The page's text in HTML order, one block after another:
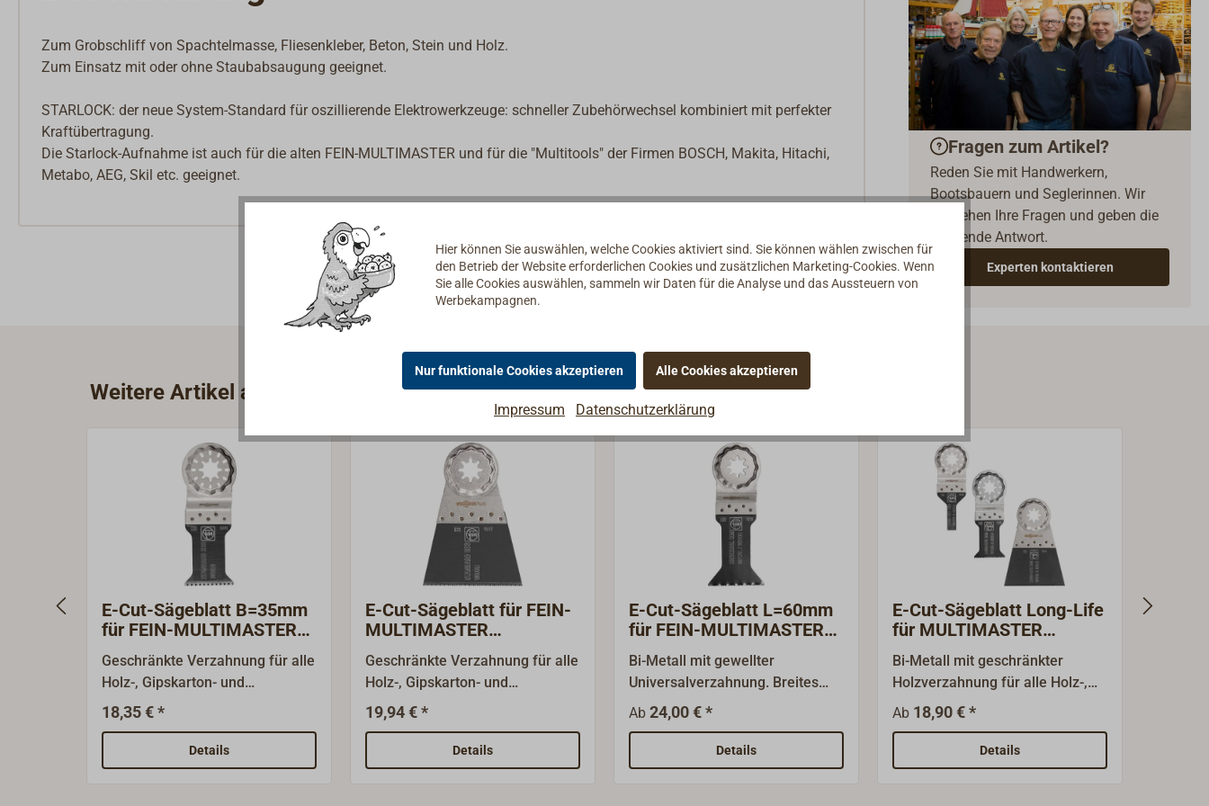
Zum Grobschliff von Spachtelmasse, Fliesenkleber, Beton, Stein und Holz.
Zum Einsatz mit oder ohne Staubabsaugung geeignet.
STARLOCK: der neue System-Standard für oszillierende Elektrowerkzeuge: schneller Zubehörwechsel kombiniert mit perfekter
Kraftübertragung.
Die Starlock-Aufnahme ist auch für die alten FEIN-MULTIMASTER und für die "Multitools" der Firmen BOSCH, Makita, Hitachi,
Metabo, AEG, Skil etc. geeignet.
Fragen zum Artikel?
Reden Sie mit Handwerkern,
Bootsbauern und Seglerinnen. Wir
verstehen Ihre Fragen und geben die
passende Antwort.
Experten kontaktieren
Weitere Artikel aus der Kategorie FEIN Werkzeuge
E-Cut-Sägeblatt B=35mm
für FEIN-MULTIMASTER
STARLOCK
Geschränkte Verzahnung für alle
Holz-, Gipskarton- und
Kunststoffmaterialien, hohe
Schnittqualität und gute
Schnittgeschwindigkeit. Mittlere
Breite, taillierte Form für
18,35 € *
Details
E-Cut-Sägeblatt für FEIN-
MULTIMASTER
STARLOCK
Geschränkte Verzahnung für alle
Holz-, Gipskarton- und
Kunststoffmaterialien, hohe
Schnittqualität und gute
Schnittgeschwindigkeit. Breite
Form für maximale
19,94 € *
Details
E-Cut-Sägeblatt L=60mm
für FEIN-MULTIMASTER
STARLOCK
Bi-Metall mit gewellter
Universalverzahnung. Breites
Anwendungsspektrum für Blech
bis 2 mm, Alu-Profile, Cu-Rohre,
Holz, Gipskarton und
Kunststoffe. Schmale, taillierte
Ab 24,00 € *
Details
E-Cut-Sägeblatt Long-Life
für MULTIMASTER
STARLOCK
Bi-Metall mit geschränkter
Holzverzahnung für alle Holz-,
Gipskarton- und
Kunststoffmaterialien.
Hervorragende Standzeit, hohe
Schnittqualität und guter
Ab 18,90 € *
Details
Hier können Sie auswählen, welche Cookies aktiviert sind. Sie können wählen zwischen für
den Betrieb der Website erforderlichen Cookies und zusätzlichen Marketing-Cookies. Wenn
Sie alle Cookies auswählen, sammeln wir Daten für die Analyse und das Aussteuern von
Werbekampagnen.
Nur funktionale Cookies akzeptieren Alle Cookies akzeptieren
Impressum Datenschutzerklärung